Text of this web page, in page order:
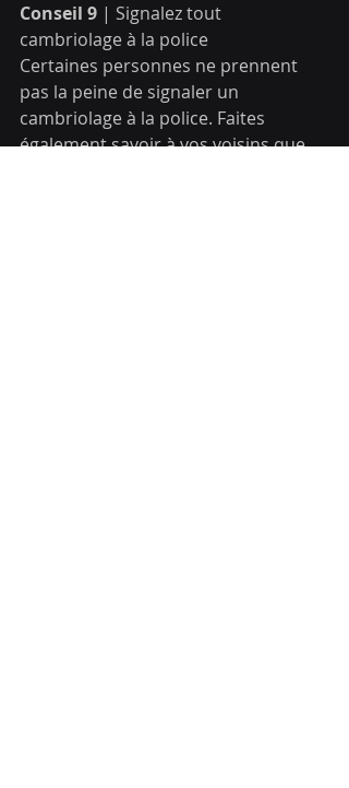
Conseil 9 | Signalez tout
cambriolage à la police
Certaines personnes ne prennent
pas la peine de signaler un
cambriolage à la police. Faites
également savoir à vos voisins que